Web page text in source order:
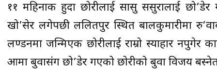
११ महिनाकी हुदा छोरीलाई सासु ससुरालाई
खो’सेर लगेपछी ललितपुर स्थित बालकुमारीमा
लण्डनमा जन्मिएकी छोरीलाई राम्रो स्याहार नपुगेर
आमा बुवासंग छो’डेर गएको छोरीको बुवा विजय